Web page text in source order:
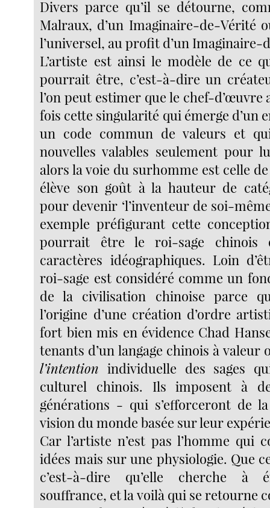
Divers parce qu’il se détourne,
Malraux, d’un Imaginaire-de-Vérité
l’universel, au profit d’un
L’artiste est ainsi le modèle de ce
pourrait être, c’est-à-dire un
l’on peut estimer que le chef-d’œuvre
fois cette singularité qui émerge d’un
un code commun de valeurs et
nouvelles valables seulement pour
alors la voie du surhomme est celle
élève son goût à la hauteur de
pour devenir ‘l’inventeur de soi-
exemple préfigurant cette
pourrait être le roi-sage chinois
caractères idéographiques. Loin
roi-sage est considéré comme un
de la civilisation chinoise parce
l’origine d’une création d’ordre
fort bien mis en évidence Chad
tenants d’un langage chinois à valeur
l’intention individuelle des sages
culturel chinois. Ils imposent à
générations - qui s’efforceront de
vision du monde basée sur leur
Car l’artiste n’est pas l’homme qui
idées mais sur une physiologie. Que
c’est-à-dire qu’elle cherche à
souffrance, et la voilà qui se retourne